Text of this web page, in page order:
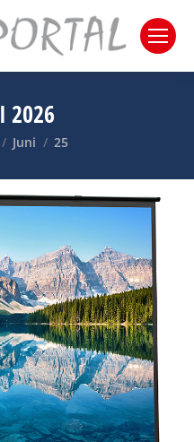
2026
sich hier:
Juni 25